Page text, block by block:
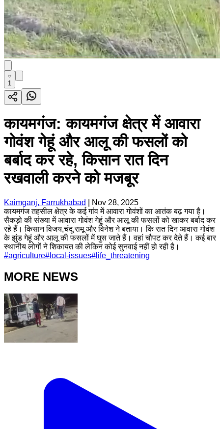
1
कायमगंज: कायमगंज क्षेत्र में आवारा
गोवंश गेहूं और आलू की फसलों को
बर्बाद कर रहे, किसान रात दिन
रखवाली करने को मजबूर
Kaimganj, Farrukhabad
Nov 28, 2025
कायमगंज तहसील क्षेत्र के कई गांव में आवारा गोवंशों का आतंक बढ़ गया है।
सैकड़ो की संख्या में आवारा गोवंश गेहूं और आलू की फसलों को खाकर बर्बाद कर
रहे हैं। किसान विजय,चंदू,रामू और विनेश ने बताया। कि रात दिन आवारा गोवंश
के झुंड गेहूं और आलू की फसलों में घुस जाते हैं। वहां चौपट कर देते हैं। कई बार
स्थानीय लोगों ने शिकायत की लेकिन कोई सुनवाई नहीं हो रही है।
#agriculture# local-issues# life_threatening
MORE NEWS